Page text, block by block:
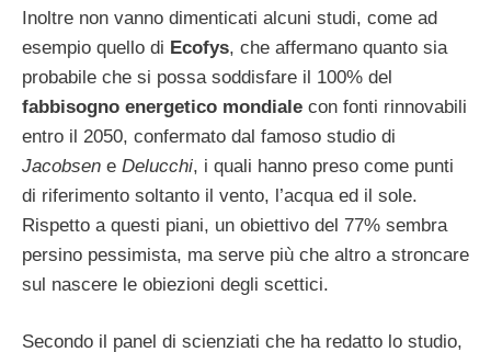
Inoltre non vanno dimenticati alcuni studi, come ad
esempio quello di Ecofys, che affermano quanto sia
probabile che si possa soddisfare il 100% del
fabbisogno energetico mondiale con fonti rinnovabili
entro il 2050, confermato dal famoso studio di
Jacobsen e Delucchi, i quali hanno preso come punti
di riferimento soltanto il vento, l’acqua ed il sole.
Rispetto a questi piani, un obiettivo del 77% sembra
persino pessimista, ma serve più che altro a stroncare
sul nascere le obiezioni degli scettici.
Secondo il panel di scienziati che ha redatto lo studio,